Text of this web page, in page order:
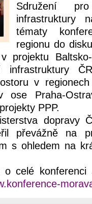
Sdružení
infrastruktury
tématy
regionu do
projektu
infrastruktury
v
Praha-
PPP.
dopravy
převážně na
s ohledem na
o celé